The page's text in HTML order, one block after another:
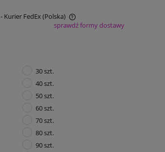
- Kurier FedEx (Polska)
sprawdź formy dostawy
30 szt.
40 szt.
50 szt.
60 szt.
70 szt.
80 szt.
90 szt.